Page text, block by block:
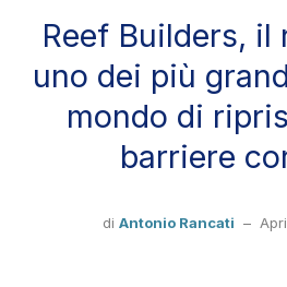
Reef Builders, il
uno dei più
mondo di
barriere
di Antonio Rancati –